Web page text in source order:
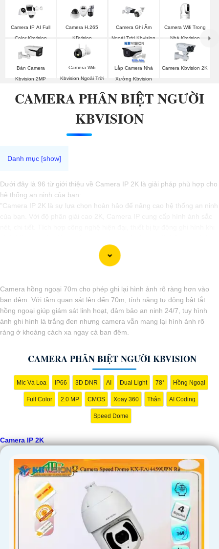
Camera IP AI Full
Color Kbvision
Camera H.265
KBvision
Camera Ghi Âm
Ngoài Trời Kbvision
Camera Wifi Trong
Nhà Kbvision
Bán Camera
Kbvision 2MP
Camera Wifi
Kbvision Ngoài Trời
Lắp Camera Nhà
Xưởng Kbvision
Camera Kbvision 2K
CAMERA PHÂN BIỆT NGƯỜI
KBVISION
Dưới đây là 96 từ giới thiệu về Camera IP 2K là giải pháp phù hợp cho
hệ thống an ninh của bạn:
"Camera IP 2K là sự lựa chọn hoàn hảo để nâng cao hệ thống an ninh
khả năng kết nối mạng linh hoạt giúp bạn dễ dàng
giám sát từ xa qua điện thoại di động. Camera IP 2K là giải pháp hiệu
Camera hồng ngoại 70m cho phép ghi lại hình ảnh rõ ràng hơn vào
ban đêm. Với tầm quan sát lên đến 70m, tính năng tự động bật tắt
hồng ngoại giúp giám sát linh hoạt, đảm bảo an ninh 24/7, tuy hình
ảnh ghi hình là trắng đen nhưng camera vẫn mang lại hình ảnh rõ
ràng ở khoảng cách xa ngay cả ban đêm.
CAMERA PHÂN BIỆT NGƯỜI KBVISION
Mic Và Loa IP66 3D DNR AI Dual Light 78° Hồng Ngoại
Full Color 2.0 MP CMOS Xoay 360 Thân AI Coding
Speed Dome
Camera IP 2K